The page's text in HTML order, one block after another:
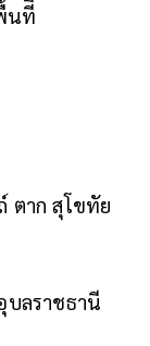
นทีี่
ตาก สุโขทัย
บลราชธานี